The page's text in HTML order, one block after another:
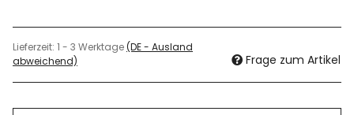
Lieferzeit: 1 - 3 Werktage(DE - Ausland
abweichend)
Frage zum Artikel